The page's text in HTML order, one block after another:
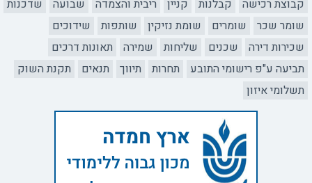
קבוצת רכישה
קבלנות קניין ריבית והצמדה שבועה
שדכנות
שומר שכר
שומרים שומת נזיקין שותפות
שידוכים
שכירות דירה
שכנים שליחות שמירה
תאונות דרכים
תביעה ע"פ רישומי התובע
תחרות תיווך תנאים
תקנת השוק
תשלומי איזון